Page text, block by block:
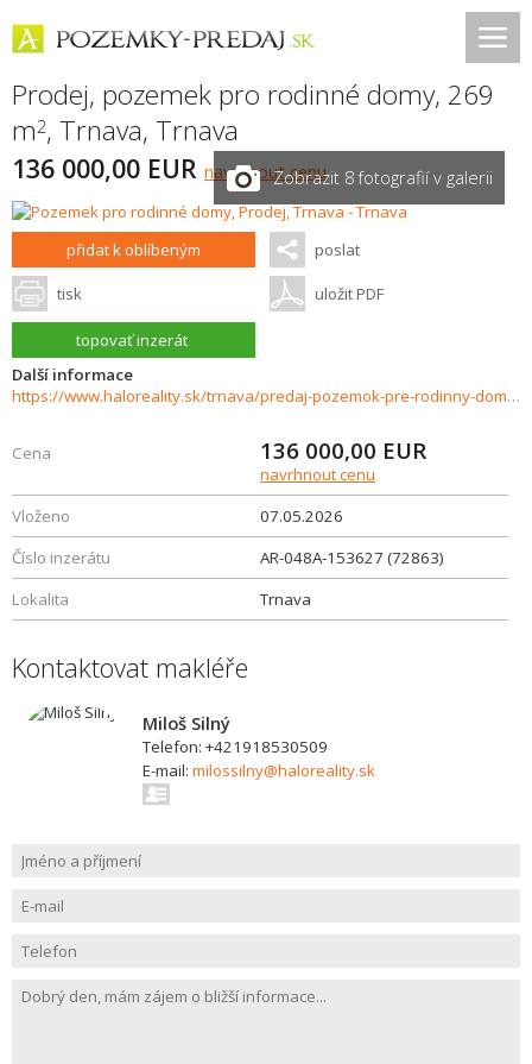
Prodej, pozemek pro rodinné domy, 269
m2, Trnava, Trnava
136 000,00 EUR navrhnout cenuZobrazit 8 fotografií v galerii
přidat k oblíbeným poslat
tisk uložit PDF
topovať inzerát
Další informace
https://www.haloreality.sk/trnava/predaj-pozemok-pre-rodinny-dom---269-m2-trnava-zatvor-ul-tatranska---exkluzivne-halo-reality/72863
Cena 136 000,00 EUR
navrhnout cenu
Vloženo
07.05.2026
Číslo inzerátu
AR-048A-153627 (72863)
Lokalita
Trnava
Kontaktovat makléře
Miloš Silný
Telefon: +421918530509
E-mail: milossilny@haloreality.sk